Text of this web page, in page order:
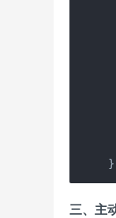
}
三、主